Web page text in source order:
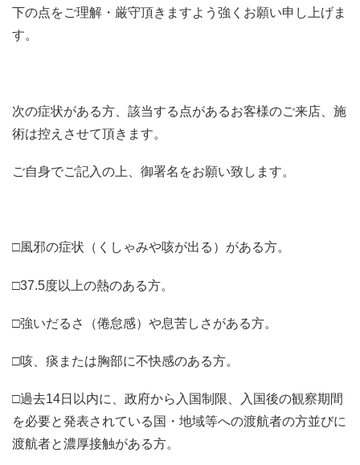
下の点をご理解・厳守頂きますよう強くお願い申し上げま
す。
次の症状がある方、該当する点があるお客様のご来店、施
術は控えさせて頂きます。
ご自身でご記入の上、御署名をお願い致します。
□風邪の症状（くしゃみや咳が出る）がある方。
□37.5度以上の熱のある方。
□強いだるさ（倦怠感）や息苦しさがある方。
□咳、痰または胸部に不快感のある方。
□過去14日以内に、政府から入国制限、入国後の観察期間
を必要と発表されている国・地域等への渡航者の方並びに
渡航者と濃厚接触がある方。